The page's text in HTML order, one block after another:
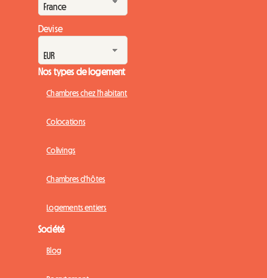
Devise
Nos types de logement
Chambres chez l'habitant
Colocations
Colivings
Chambres d'hôtes
Logements entiers
Société
Blog